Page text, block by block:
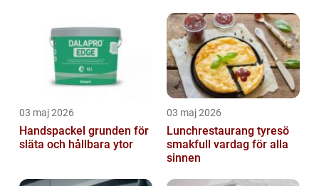
03 maj 2026
Handspackel grunden för
släta och hållbara ytor
03 maj 2026
Lunchrestaurang tyresö
smakfull vardag för alla
sinnen